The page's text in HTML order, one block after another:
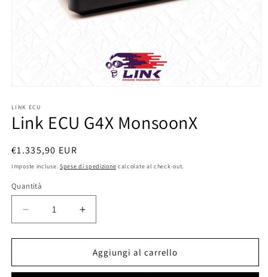
multimediali
1
in
LINK ECU
Link ECU G4X MonsoonX
Prezzo
di
€1.335,90 EUR
Imposte incluse. Spese di spedizione calcolate al check-out.
Quantità
Diminuisci
quantità
per
ECU
Aumenta
quantità
per
Link
ECU
Aggiungi al carrello